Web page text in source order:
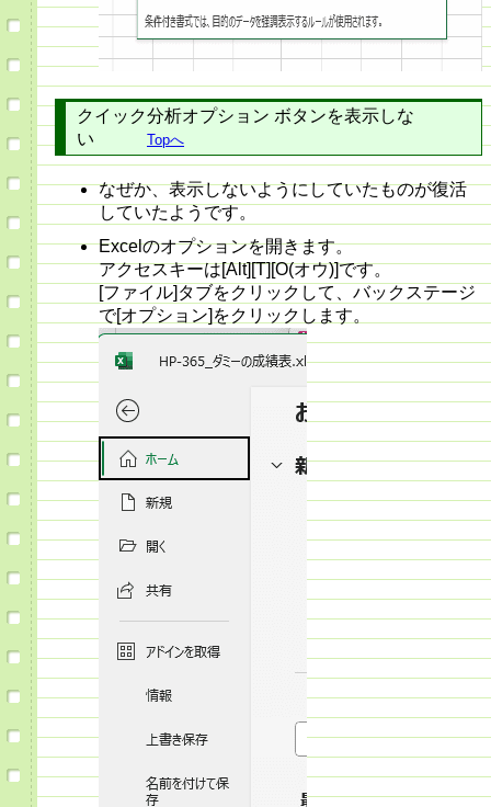
クイック分析オプション ボタンを表示しな
い Topへ
なぜか、表示しないようにしていたものが復活
していたようです。
Excelのオプションを開きます。
アクセスキーは[Alt][T][O(オウ)]です。
[ファイル]タブをクリックして、バックステージ
で[オプション]をクリックします。